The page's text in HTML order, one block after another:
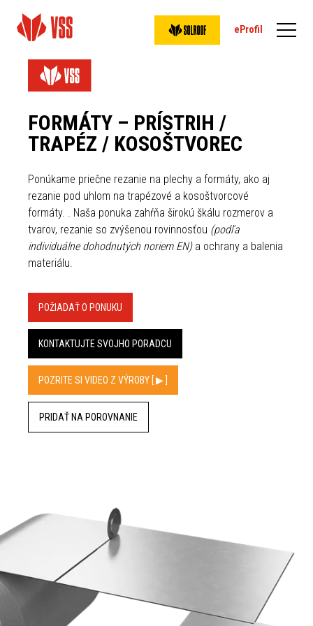
eProfil
FORMÁTY – PRÍSTRIH /
TRAPÉZ / KOSOŠTVOREC
Ponúkame priečne rezanie na plechy a formáty, ako aj
rezanie pod uhlom na trapézové a kosoštvorcové
formáty. . Naša ponuka zahŕňa širokú škálu rozmerov a
tvarov, rezanie so zvýšenou rovinnosťou (podľa
individuálne dohodnutých noriem EN)a ochrany a balenia
materiálu.
POŽIADAŤ O PONUKU
KONTAKTUJTE SVOJHO PORADCU
POZRITE SI VIDEO Z VÝROBY [ ▶︎ ]
PRIDAŤ NA POROVNANIE